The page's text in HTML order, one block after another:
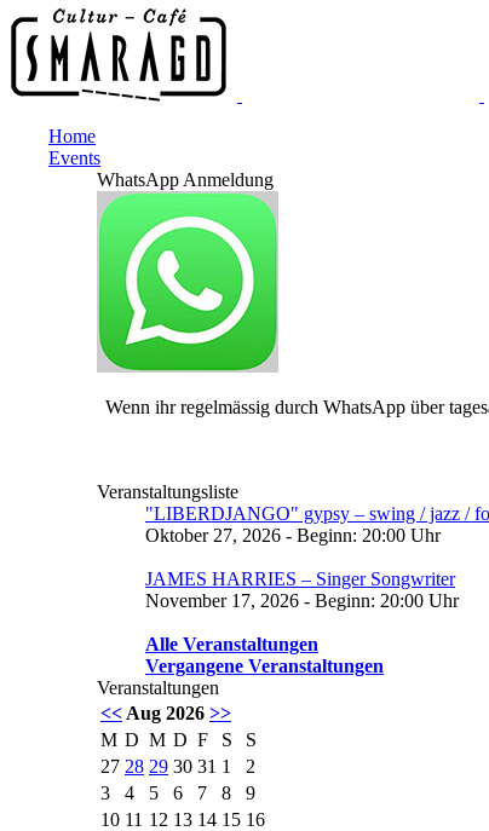
Home
Events
WhatsApp Anmeldung
Wenn ihr regelmässig durch WhatsApp über
Veranstaltungsliste
"LIBERDJANGO" gypsy – swing / jazz /
Oktober 27, 2026 - Beginn: 20:00 Uhr
JAMES HARRIES – Singer Songwriter
November 17, 2026 - Beginn: 20:00 Uhr
Alle Veranstaltungen
Vergangene Veranstaltungen
Veranstaltungen
<< Aug 2026 >>
M D M D F S
S
27 28 29 30 31 1
2
3
4 5 6 7 8
9
10 11 12 13 14 15 16